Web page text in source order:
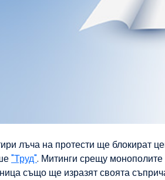
лъча на протести ще блокират
"Труд". Митинги срещу
също ще изразят своята